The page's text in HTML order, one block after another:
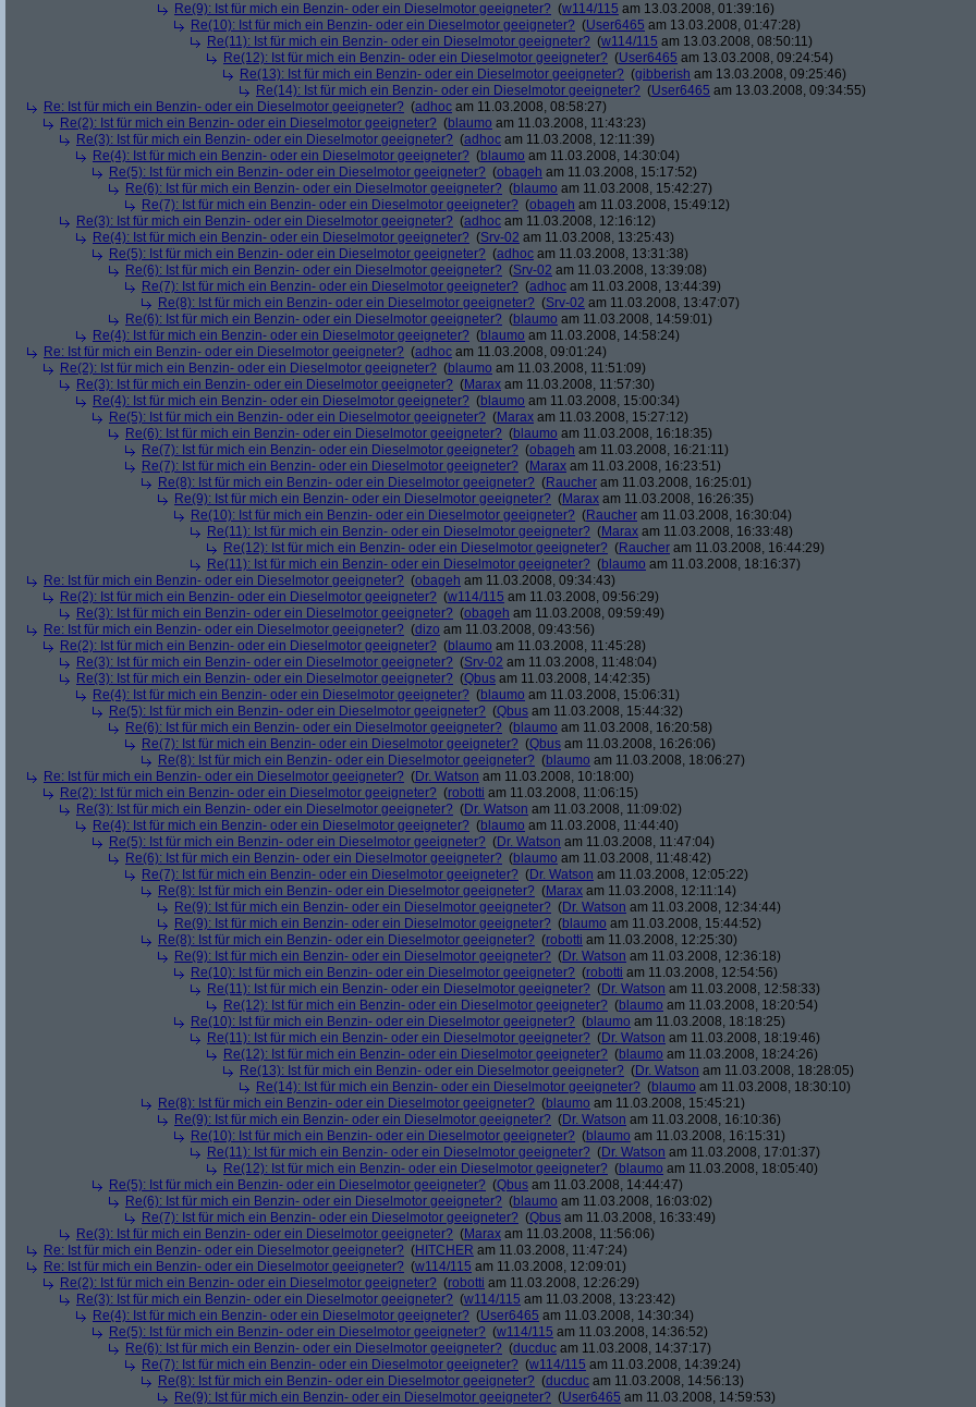
Re(9): Ist für mich ein Benzin- oder ein Dieselmotor geeigneter? (w114/115 am 13.03.2008, 01:39:16)
Re(10): Ist für mich ein Benzin- oder ein Dieselmotor geeigneter? (User6465 am 13.03.2008, 01:47:28)
Re(11): Ist für mich ein Benzin- oder ein Dieselmotor geeigneter? (w114/115 am 13.03.2008, 08:50:11)
Re(12): Ist für mich ein Benzin- oder ein Dieselmotor geeigneter? (User6465 am 13.03.2008, 09:24:54)
Re(13): Ist für mich ein Benzin- oder ein Dieselmotor geeigneter? (gibberish am 13.03.2008, 09:25:46)
Re(14): Ist für mich ein Benzin- oder ein Dieselmotor geeigneter? (User6465 am 13.03.2008, 09:34:55)
Re: Ist für mich ein Benzin- oder ein Dieselmotor geeigneter? (adhoc am 11.03.2008, 08:58:27)
Re(2): Ist für mich ein Benzin- oder ein Dieselmotor geeigneter? (blaumo am 11.03.2008, 11:43:23)
Re(3): Ist für mich ein Benzin- oder ein Dieselmotor geeigneter? (adhoc am 11.03.2008, 12:11:39)
Re(4): Ist für mich ein Benzin- oder ein Dieselmotor geeigneter? (blaumo am 11.03.2008, 14:30:04)
Re(5): Ist für mich ein Benzin- oder ein Dieselmotor geeigneter? (obageh am 11.03.2008, 15:17:52)
Re(6): Ist für mich ein Benzin- oder ein Dieselmotor geeigneter? (blaumo am 11.03.2008, 15:42:27)
Re(7): Ist für mich ein Benzin- oder ein Dieselmotor geeigneter? (obageh am 11.03.2008, 15:49:12)
Re(3): Ist für mich ein Benzin- oder ein Dieselmotor geeigneter? (adhoc am 11.03.2008, 12:16:12)
Re(4): Ist für mich ein Benzin- oder ein Dieselmotor geeigneter? (Srv-02 am 11.03.2008, 13:25:43)
Re(5): Ist für mich ein Benzin- oder ein Dieselmotor geeigneter? (adhoc am 11.03.2008, 13:31:38)
Re(6): Ist für mich ein Benzin- oder ein Dieselmotor geeigneter? (Srv-02 am 11.03.2008, 13:39:08)
Re(7): Ist für mich ein Benzin- oder ein Dieselmotor geeigneter? (adhoc am 11.03.2008, 13:44:39)
Re(8): Ist für mich ein Benzin- oder ein Dieselmotor geeigneter? (Srv-02 am 11.03.2008, 13:47:07)
Re(6): Ist für mich ein Benzin- oder ein Dieselmotor geeigneter? (blaumo am 11.03.2008, 14:59:01)
Re(4): Ist für mich ein Benzin- oder ein Dieselmotor geeigneter? (blaumo am 11.03.2008, 14:58:24)
Re: Ist für mich ein Benzin- oder ein Dieselmotor geeigneter? (adhoc am 11.03.2008, 09:01:24)
Re(2): Ist für mich ein Benzin- oder ein Dieselmotor geeigneter? (blaumo am 11.03.2008, 11:51:09)
Re(3): Ist für mich ein Benzin- oder ein Dieselmotor geeigneter? (Marax am 11.03.2008, 11:57:30)
Re(4): Ist für mich ein Benzin- oder ein Dieselmotor geeigneter? (blaumo am 11.03.2008, 15:00:34)
Re(5): Ist für mich ein Benzin- oder ein Dieselmotor geeigneter? (Marax am 11.03.2008, 15:27:12)
Re(6): Ist für mich ein Benzin- oder ein Dieselmotor geeigneter? (blaumo am 11.03.2008, 16:18:35)
Re(7): Ist für mich ein Benzin- oder ein Dieselmotor geeigneter? (obageh am 11.03.2008, 16:21:11)
Re(7): Ist für mich ein Benzin- oder ein Dieselmotor geeigneter? (Marax am 11.03.2008, 16:23:51)
Re(8): Ist für mich ein Benzin- oder ein Dieselmotor geeigneter? (Raucher am 11.03.2008, 16:25:01)
Re(9): Ist für mich ein Benzin- oder ein Dieselmotor geeigneter? (Marax am 11.03.2008, 16:26:35)
Re(10): Ist für mich ein Benzin- oder ein Dieselmotor geeigneter? (Raucher am 11.03.2008, 16:30:04)
Re(11): Ist für mich ein Benzin- oder ein Dieselmotor geeigneter? (Marax am 11.03.2008, 16:33:48)
Re(12): Ist für mich ein Benzin- oder ein Dieselmotor geeigneter? (Raucher am 11.03.2008, 16:44:29)
Re(11): Ist für mich ein Benzin- oder ein Dieselmotor geeigneter? (blaumo am 11.03.2008, 18:16:37)
Re: Ist für mich ein Benzin- oder ein Dieselmotor geeigneter? (obageh am 11.03.2008, 09:34:43)
Re(2): Ist für mich ein Benzin- oder ein Dieselmotor geeigneter? (w114/115 am 11.03.2008, 09:56:29)
Re(3): Ist für mich ein Benzin- oder ein Dieselmotor geeigneter? (obageh am 11.03.2008, 09:59:49)
Re: Ist für mich ein Benzin- oder ein Dieselmotor geeigneter? (dizo am 11.03.2008, 09:43:56)
Re(2): Ist für mich ein Benzin- oder ein Dieselmotor geeigneter? (blaumo am 11.03.2008, 11:45:28)
Re(3): Ist für mich ein Benzin- oder ein Dieselmotor geeigneter? (Srv-02 am 11.03.2008, 11:48:04)
Re(3): Ist für mich ein Benzin- oder ein Dieselmotor geeigneter? (Qbus am 11.03.2008, 14:42:35)
Re(4): Ist für mich ein Benzin- oder ein Dieselmotor geeigneter? (blaumo am 11.03.2008, 15:06:31)
Re(5): Ist für mich ein Benzin- oder ein Dieselmotor geeigneter? (Qbus am 11.03.2008, 15:44:32)
Re(6): Ist für mich ein Benzin- oder ein Dieselmotor geeigneter? (blaumo am 11.03.2008, 16:20:58)
Re(7): Ist für mich ein Benzin- oder ein Dieselmotor geeigneter? (Qbus am 11.03.2008, 16:26:06)
Re(8): Ist für mich ein Benzin- oder ein Dieselmotor geeigneter? (blaumo am 11.03.2008, 18:06:27)
Re: Ist für mich ein Benzin- oder ein Dieselmotor geeigneter? (Dr. Watson am 11.03.2008, 10:18:00)
Re(2): Ist für mich ein Benzin- oder ein Dieselmotor geeigneter? (robotti am 11.03.2008, 11:06:15)
Re(3): Ist für mich ein Benzin- oder ein Dieselmotor geeigneter? (Dr. Watson am 11.03.2008, 11:09:02)
Re(4): Ist für mich ein Benzin- oder ein Dieselmotor geeigneter? (blaumo am 11.03.2008, 11:44:40)
Re(5): Ist für mich ein Benzin- oder ein Dieselmotor geeigneter? (Dr. Watson am 11.03.2008, 11:47:04)
Re(6): Ist für mich ein Benzin- oder ein Dieselmotor geeigneter? (blaumo am 11.03.2008, 11:48:42)
Re(7): Ist für mich ein Benzin- oder ein Dieselmotor geeigneter? (Dr. Watson am 11.03.2008, 12:05:22)
Re(8): Ist für mich ein Benzin- oder ein Dieselmotor geeigneter? (Marax am 11.03.2008, 12:11:14)
Re(9): Ist für mich ein Benzin- oder ein Dieselmotor geeigneter? (Dr. Watson am 11.03.2008, 12:34:44)
Re(9): Ist für mich ein Benzin- oder ein Dieselmotor geeigneter? (blaumo am 11.03.2008, 15:44:52)
Re(8): Ist für mich ein Benzin- oder ein Dieselmotor geeigneter? (robotti am 11.03.2008, 12:25:30)
Re(9): Ist für mich ein Benzin- oder ein Dieselmotor geeigneter? (Dr. Watson am 11.03.2008, 12:36:18)
Re(10): Ist für mich ein Benzin- oder ein Dieselmotor geeigneter? (robotti am 11.03.2008, 12:54:56)
Re(11): Ist für mich ein Benzin- oder ein Dieselmotor geeigneter? (Dr. Watson am 11.03.2008, 12:58:33)
Re(12): Ist für mich ein Benzin- oder ein Dieselmotor geeigneter? (blaumo am 11.03.2008, 18:20:54)
Re(10): Ist für mich ein Benzin- oder ein Dieselmotor geeigneter? (blaumo am 11.03.2008, 18:18:25)
Re(11): Ist für mich ein Benzin- oder ein Dieselmotor geeigneter? (Dr. Watson am 11.03.2008, 18:19:46)
Re(12): Ist für mich ein Benzin- oder ein Dieselmotor geeigneter? (blaumo am 11.03.2008, 18:24:26)
Re(13): Ist für mich ein Benzin- oder ein Dieselmotor geeigneter? (Dr. Watson am 11.03.2008, 18:28:05)
Re(14): Ist für mich ein Benzin- oder ein Dieselmotor geeigneter? (blaumo am 11.03.2008, 18:30:10)
Re(8): Ist für mich ein Benzin- oder ein Dieselmotor geeigneter? (blaumo am 11.03.2008, 15:45:21)
Re(9): Ist für mich ein Benzin- oder ein Dieselmotor geeigneter? (Dr. Watson am 11.03.2008, 16:10:36)
Re(10): Ist für mich ein Benzin- oder ein Dieselmotor geeigneter? (blaumo am 11.03.2008, 16:15:31)
Re(11): Ist für mich ein Benzin- oder ein Dieselmotor geeigneter? (Dr. Watson am 11.03.2008, 17:01:37)
Re(12): Ist für mich ein Benzin- oder ein Dieselmotor geeigneter? (blaumo am 11.03.2008, 18:05:40)
Re(5): Ist für mich ein Benzin- oder ein Dieselmotor geeigneter? (Qbus am 11.03.2008, 14:44:47)
Re(6): Ist für mich ein Benzin- oder ein Dieselmotor geeigneter? (blaumo am 11.03.2008, 16:03:02)
Re(7): Ist für mich ein Benzin- oder ein Dieselmotor geeigneter? (Qbus am 11.03.2008, 16:33:49)
Re(3): Ist für mich ein Benzin- oder ein Dieselmotor geeigneter? (Marax am 11.03.2008, 11:56:06)
Re: Ist für mich ein Benzin- oder ein Dieselmotor geeigneter? (HITCHER am 11.03.2008, 11:47:24)
Re: Ist für mich ein Benzin- oder ein Dieselmotor geeigneter? (w114/115 am 11.03.2008, 12:09:01)
Re(2): Ist für mich ein Benzin- oder ein Dieselmotor geeigneter? (robotti am 11.03.2008, 12:26:29)
Re(3): Ist für mich ein Benzin- oder ein Dieselmotor geeigneter? (w114/115 am 11.03.2008, 13:23:42)
Re(4): Ist für mich ein Benzin- oder ein Dieselmotor geeigneter? (User6465 am 11.03.2008, 14:30:34)
Re(5): Ist für mich ein Benzin- oder ein Dieselmotor geeigneter? (w114/115 am 11.03.2008, 14:36:52)
Re(6): Ist für mich ein Benzin- oder ein Dieselmotor geeigneter? (ducduc am 11.03.2008, 14:37:17)
Re(7): Ist für mich ein Benzin- oder ein Dieselmotor geeigneter? (w114/115 am 11.03.2008, 14:39:24)
Re(8): Ist für mich ein Benzin- oder ein Dieselmotor geeigneter? (ducduc am 11.03.2008, 14:56:13)
Re(9): Ist für mich ein Benzin- oder ein Dieselmotor geeigneter? (User6465 am 11.03.2008, 14:59:53)